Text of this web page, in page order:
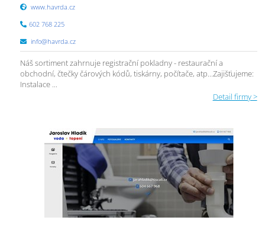
www.havrda.cz
602 768 225
info@havrda.cz
Náš sortiment zahrnuje registrační pokladny - restaurační a
obchodní, čtečky čárových kódů, tiskárny, počítače, atp...Zajišťujeme:
Instalace ...
Detail firmy >